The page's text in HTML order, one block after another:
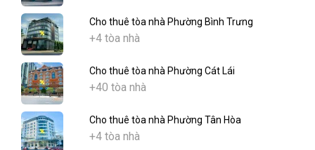
Cho thuê tòa nhà Phường Bình Trưng
+4 tòa nhà
Cho thuê tòa nhà Phường Cát Lái
+40 tòa nhà
Cho thuê tòa nhà Phường Tân Hòa
+4 tòa nhà